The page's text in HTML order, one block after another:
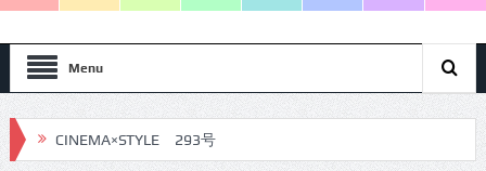
Menu
CINEMA×STYLE 293号